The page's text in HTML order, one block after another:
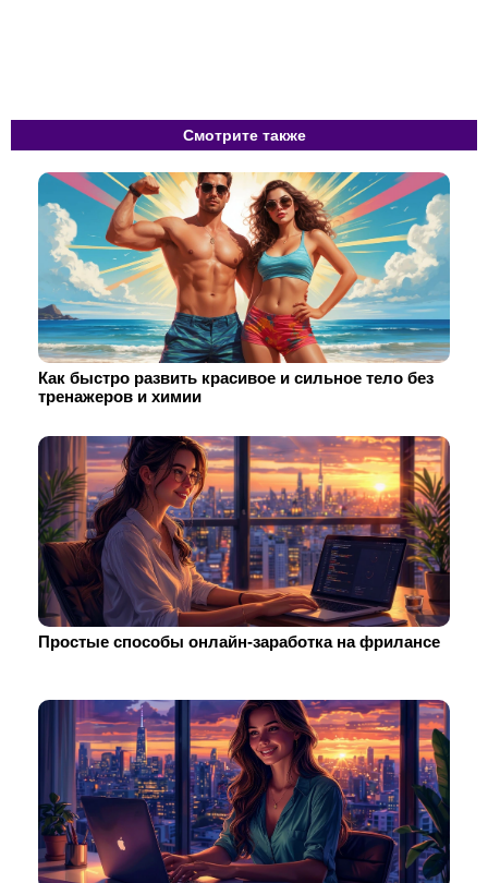
Смотрите также
Как быстро развить красивое и сильное тело без
тренажеров и химии
Простые способы онлайн-заработка на фрилансе